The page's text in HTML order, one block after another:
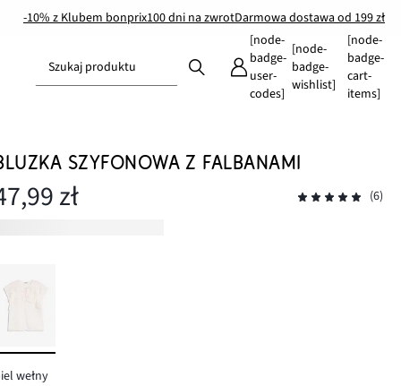
-10% z Klubem bonprix100 dni na zwrotDarmowa dostawa od 199 zł
Szukaj produktu
[node-
badge-
user-
codes]
[node-
badge-
wishlist]
[node-
badge-
cart-
items]
SZYFONOWA Z FALBANAMI
zł (6)
wełny